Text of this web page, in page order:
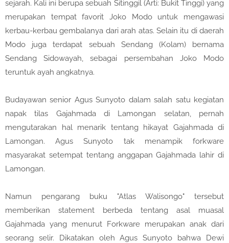
sejarah. Kali ini berupa sebuah Sitinggil (Arti: Bukit Tinggi) yang
merupakan tempat favorit Joko Modo untuk mengawasi
kerbau-kerbau gembalanya dari arah atas. Selain itu di daerah
Modo juga terdapat sebuah Sendang (Kolam) bernama
Sendang Sidowayah, sebagai persembahan Joko Modo
teruntuk ayah angkatnya.
Budayawan senior Agus Sunyoto dalam salah satu kegiatan
napak tilas Gajahmada di Lamongan selatan, pernah
mengutarakan hal menarik tentang hikayat Gajahmada di
Lamongan. Agus Sunyoto tak menampik forkware
masyarakat setempat tentang anggapan Gajahmada lahir di
Lamongan.
Namun pengarang buku "Atlas Walisongo" tersebut
memberikan statement berbeda tentang asal muasal
Gajahmada yang menurut Forkware merupakan anak dari
seorang selir. Dikatakan oleh Agus Sunyoto bahwa Dewi